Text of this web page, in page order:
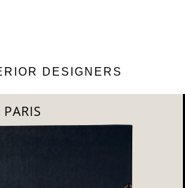
DESIGNERS
MILAN